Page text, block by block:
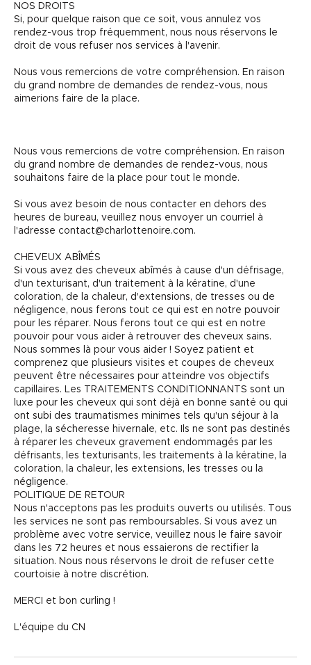
NOS DROITS
Si, pour quelque raison que ce soit, vous annulez vos
rendez-vous trop fréquemment, nous nous réservons le
droit de vous refuser nos services à l'avenir.
Nous vous remercions de votre compréhension. En raison
du grand nombre de demandes de rendez-vous, nous
aimerions faire de la place.
Nous vous remercions de votre compréhension. En raison
du grand nombre de demandes de rendez-vous, nous
souhaitons faire de la place pour tout le monde.
Si vous avez besoin de nous contacter en dehors des
heures de bureau, veuillez nous envoyer un courriel à
l'adresse contact@charlottenoire.com.
CHEVEUX ABÎMÉS
Si vous avez des cheveux abîmés à cause d'un défrisage,
d'un texturisant, d'un traitement à la kératine, d'une
coloration, de la chaleur, d'extensions, de tresses ou de
négligence, nous ferons tout ce qui est en notre pouvoir
pour les réparer. Nous ferons tout ce qui est en notre
pouvoir pour vous aider à retrouver des cheveux sains.
Nous sommes là pour vous aider ! Soyez patient et
comprenez que plusieurs visites et coupes de cheveux
peuvent être nécessaires pour atteindre vos objectifs
capillaires. Les TRAITEMENTS CONDITIONNANTS sont un
luxe pour les cheveux qui sont déjà en bonne santé ou qui
ont subi des traumatismes minimes tels qu'un séjour à la
plage, la sécheresse hivernale, etc. Ils ne sont pas destinés
à réparer les cheveux gravement endommagés par les
défrisants, les texturisants, les traitements à la kératine, la
coloration, la chaleur, les extensions, les tresses ou la
négligence.
POLITIQUE DE RETOUR
Nous n'acceptons pas les produits ouverts ou utilisés. Tous
les services ne sont pas remboursables. Si vous avez un
problème avec votre service, veuillez nous le faire savoir
dans les 72 heures et nous essaierons de rectifier la
situation. Nous nous réservons le droit de refuser cette
courtoisie à notre discrétion.
MERCI et bon curling !
L'équipe du CN